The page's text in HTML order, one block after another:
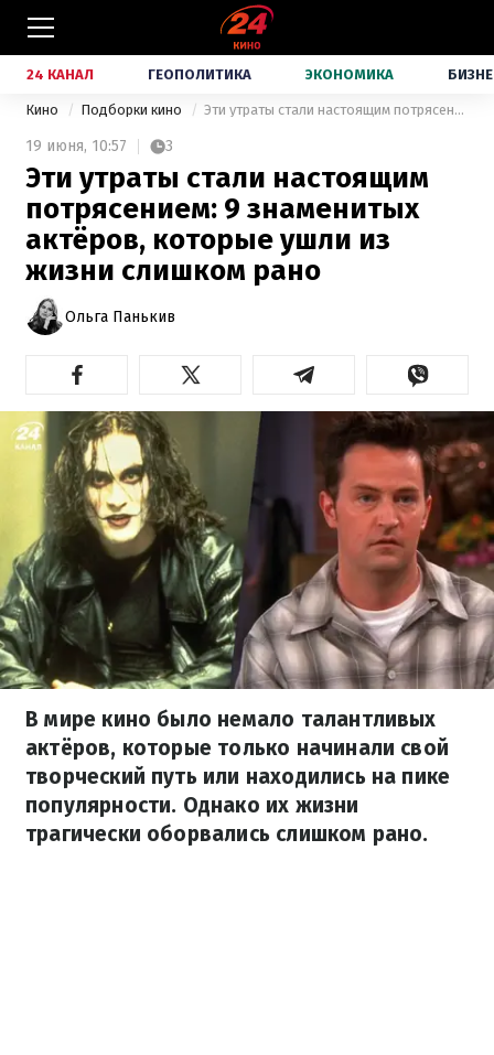
24 КАНАЛ ГЕОПОЛИТИКА ЭКОНОМИКА
Кино Подборки кино Эти утраты стали настоящим потрясением: 9 знаменитых актёров, которые ушли из жизни слишком рано
19 июня, 10:57 3
Эти утраты стали настоящим
потрясением: 9 знаменитых
актёров, которые ушли из
жизни слишком рано
Ольга Панькив
В мире кино было немало талантливых
актёров, которые только начинали свой
творческий путь или находились на пике
популярности. Однако их жизни
трагически оборвались слишком рано.